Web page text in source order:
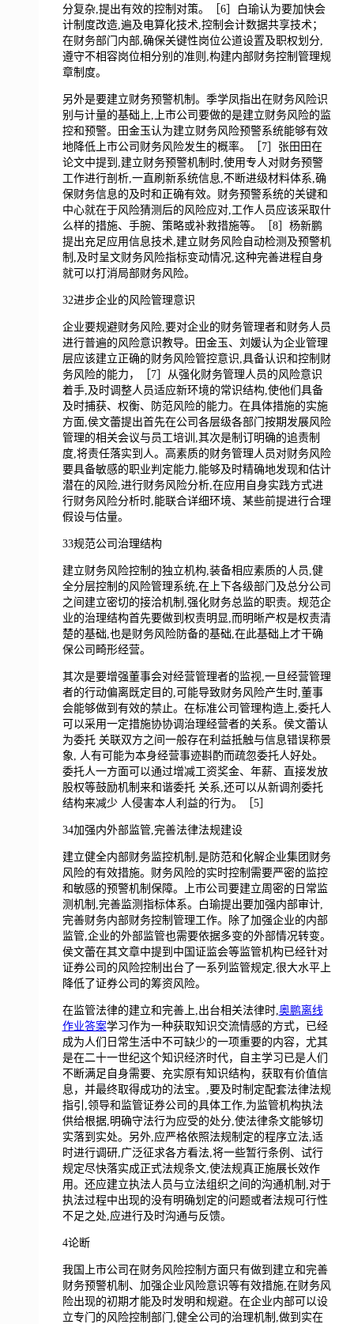
分复杂,提出有效的控制对策。［6］白瑜认为要加快会
计制度改造,遍及电算化技术,控制会计数据共享技术；
在财务部门内部,确保关键性岗位公道设置及职权划分,
遵守不相容岗位相分别的准则,构建内部财务控制管理规
章制度。
另外是要建立财务预警机制。季学凤指出在财务风险识
别与计量的基础上,上市公司要做的是建立财务风险的监
控和预警。田金玉认为建立财务风险预警系统能够有效
地降低上市公司财务风险发生的概率。［7］张田田在
论文中提到,建立财务预警机制时,使用专人对财务预警
工作进行剖析,一直刷新系统信息,不断进级材料体系,确
保财务信息的及时和正确有效。财务预警系统的关键和
中心就在于风险猜测后的风险应对,工作人员应该采取什
么样的措施、手腕、策略或补救措施等。［8］杨新鹏
提出充足应用信息技术,建立财务风险自动检测及预警机
制,及时呈文财务风险指标变动情况,这种完善进程自身
就可以打消局部财务风险。
32进步企业的风险管理意识
企业要规避财务风险,要对企业的财务管理者和财务人员
进行普遍的风险意识教导。田金玉、刘媛认为企业管理
层应该建立正确的财务风险管控意识,具备认识和控制财
务风险的能力，［7］从强化财务管理人员的风险意识
着手,及时调整人员适应新环境的常识结构,使他们具备
及时捕获、权衡、防范风险的能力。在具体措施的实施
方面,侯文蕾提出首先在公司各层级各部门按期发展风险
管理的相关会议与员工培训,其次是制订明确的追责制
度,将责任落实到人。高素质的财务管理人员对财务风险
要具备敏感的职业判定能力,能够及时精确地发现和估计
潜在的风险,进行财务风险分析,在应用自身实践方式进
行财务风险分析时,能联合详细环境、某些前提进行合理
假设与估量。
33规范公司治理结构
建立财务风险控制的独立机构,装备相应素质的人员,健
全分层控制的风险管理系统,在上下各级部门及总分公司
之间建立密切的接洽机制,强化财务总监的职责。规范企
业的治理结构首先要做到权责明显,而明晰产权是权责清
楚的基础,也是财务风险防备的基础,在此基础上才干确
保公司畸形经营。
其次是要增强董事会对经营管理者的监视,一旦经营管理
者的行动偏离既定目的,可能导致财务风险产生时,董事
会能够做到有效的禁止。在标准公司管理构造上,委托人
可以采用一定措施协协调治理经营者的关系。侯文蕾认
为委托 关联双方之间一般存在利益抵触与信息错误称景
象, 人有可能为本身经营事迹斟酌而疏忽委托人好处。
委托人一方面可以通过增减工资奖金、年薪、直接发放
股权等鼓励机制来和谐委托 关系,还可以从新调剂委托
结构来减少 人侵害本人利益的行为。［5］
34加强内外部监管,完善法律法规建设
建立健全内部财务监控机制,是防范和化解企业集团财务
风险的有效措施。财务风险的实时控制需要严密的监控
和敏感的预警机制保障。上市公司要建立周密的日常监
测机制,完善监测指标体系。白瑜提出要加强内部审计,
完善财务内部财务控制管理工作。除了加强企业的内部
监管,企业的外部监管也需要依据多变的外部情况转变。
侯文蕾在其文章中提到中国证监会等监管机构已经针对
证券公司的风险控制出台了一系列监管规定,很大水平上
降低了证券公司的筹资风险。
在监管法律的建立和完善上,出台相关法律时,奥鹏离线
作业答案学习作为一种获取知识交流情感的方式，已经
成为人们日常生活中不可缺少的一项重要的内容，尤其
是在二十一世纪这个知识经济时代，自主学习已是人们
不断满足自身需要、充实原有知识结构，获取有价值信
息，并最终取得成功的法宝。,要及时制定配套法律法规
指引,领导和监管证券公司的具体工作,为监管机构执法
供给根据,明确守法行为应受的处分,使法律条文能够切
实落到实处。另外,应严格依照法规制定的程序立法,适
时进行调研,广泛征求各方看法,将一些暂行条例、试行
规定尽快落实成正式法规条文,使法规真正施展长效作
用。还应建立执法人员与立法组织之间的沟通机制,对于
执法过程中出现的没有明确划定的问题或者法规可行性
不足之处,应进行及时沟通与反馈。
4论断
我国上市公司在财务风险控制方面只有做到建立和完善
财务预警机制、加强企业风险意识等有效措施,在财务风
险出现的初期才能及时发明和规避。在企业内部可以设
立专门的风险控制部门,健全公司的治理机制,做到实在